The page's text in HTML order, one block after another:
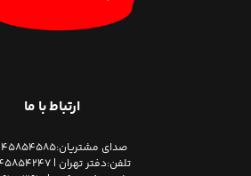
ارتباط با ما
صدای مشتریان:45854585 (021)
تلفن:دفتر تهران | 45854247 (021)